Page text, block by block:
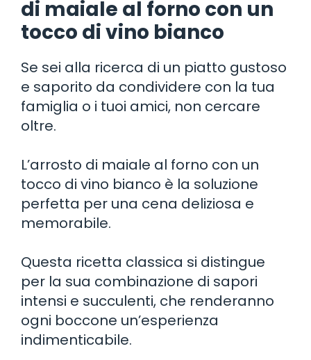
di maiale al forno con un
tocco di vino bianco
Se sei alla ricerca di un piatto gustoso
e saporito da condividere con la tua
famiglia o i tuoi amici, non cercare
oltre.
L’arrosto di maiale al forno con un
tocco di vino bianco è la soluzione
perfetta per una cena deliziosa e
memorabile.
Questa ricetta classica si distingue
per la sua combinazione di sapori
intensi e succulenti, che renderanno
ogni boccone un’esperienza
indimenticabile.